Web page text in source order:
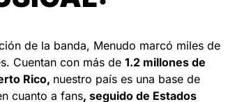
de la banda, Menudo marcó miles de
Cuentan con más de 1.2 millones de
Rico, nuestro país es una base de
cuanto a fans, seguido de Estados